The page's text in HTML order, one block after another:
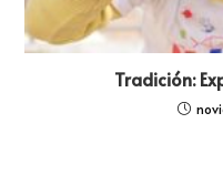
Tradición: